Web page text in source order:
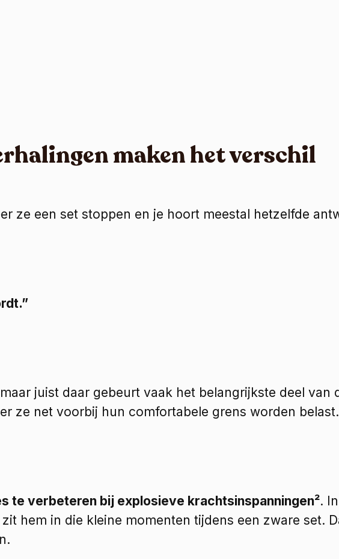
maken het verschil
ze een set stoppen en je hoort meestal hetzelfde
juist daar gebeurt vaak het belangrijkste deel van
ze net voorbij hun comfortabele grens worden belast.
te verbeteren bij explosieve krachtsinspanningen².
hem in die kleine momenten tijdens een zware set.